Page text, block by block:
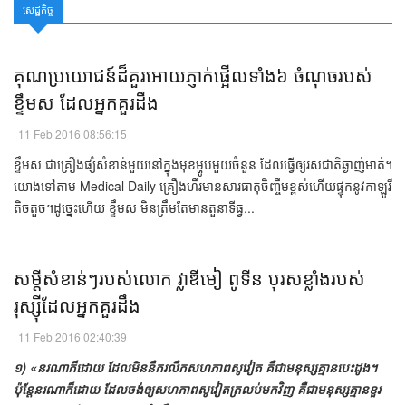
សេដ្ឋកិច្ច
គុណ​ប្រយោជន៍ដ៏​គួរ​អោយ​ភ្ញាក់​ផ្អើល​ទាំង៦ ចំណុច​របស់​​
ខ្ទឹម​ស​ ដែល​អ្នក​គួរ​ដឹង​​​
11 Feb 2016 08:56:15
ខ្ទឹមស ​​ជា​គ្រឿង​ផ្សំ​សំខាន់​មួយ​នៅ​ក្នុង​មុខ​ម្ហូប​មួយ​ចំនួន​ ដែល​​​ធ្វើ​ឲ្យ​រសជាតិ​​​​ឆ្ងាញ់មាត់​។
យោង​ទៅ​តាម ​Medical Daily ​គ្រឿង​​ហឹរ​​មាន​សារធាតុ​ចិញ្ចឹម​ខ្ពស់​ហើយ​​ផ្ទុក​នូវ​កាឡូរី​​
តិច​តួច។​​​ដូច្នេះ​ហើយ ​ខ្ទឹមស​ ​មិន​ត្រឹម​តែ​មាន​តួនាទី​ធ្វ...
​សម្ដី​សំខាន់ៗ​របស់​លោក​ ​វ្លាឌីមៀ​ ពូទីន ​​​បុរស​ខ្លាំង​របស់​
រុស្ស៊ី​​ដែល​អ្នក​គួរ​ដឹង​​​
11 Feb 2016 02:40:39
១) ​​​«​នរណា​ក៏​ដោយ ​ដែល​មិន​នឹករលឹក​​​សហភាពសូវៀត​ ​គឺ​ជា​មនុស្ស​​​គ្មាន​​​បេះដូង​​។ ​
ប៉ុន្តែ​​នរណា​ក៏​ដោយ ​ដែល​ចង់​ឲ្យ​សហភាព​សូវៀត​ត្រលប់​មក​វិញ​​ ​គឺ​ជា​មនុស្ស​គ្មាន​ខួរ​